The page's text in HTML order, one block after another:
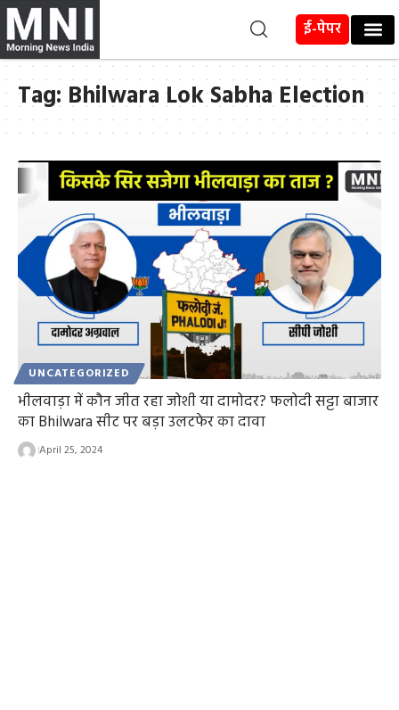
ई-पेपर
Tag: Bhilwara Lok Sabha Election
UNCATEGORIZED
भीलवाड़ा में कौन जीत रहा जोशी या दामोदर? फलोदी सट्टा बाजार
का Bhilwara सीट पर बड़ा उलटफेर का दावा
April 25, 2024